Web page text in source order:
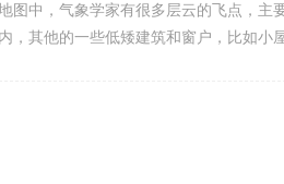
图中，气象学家有很多层云的飞点，主
，其他的一些低矮建筑和窗户，比如小屋